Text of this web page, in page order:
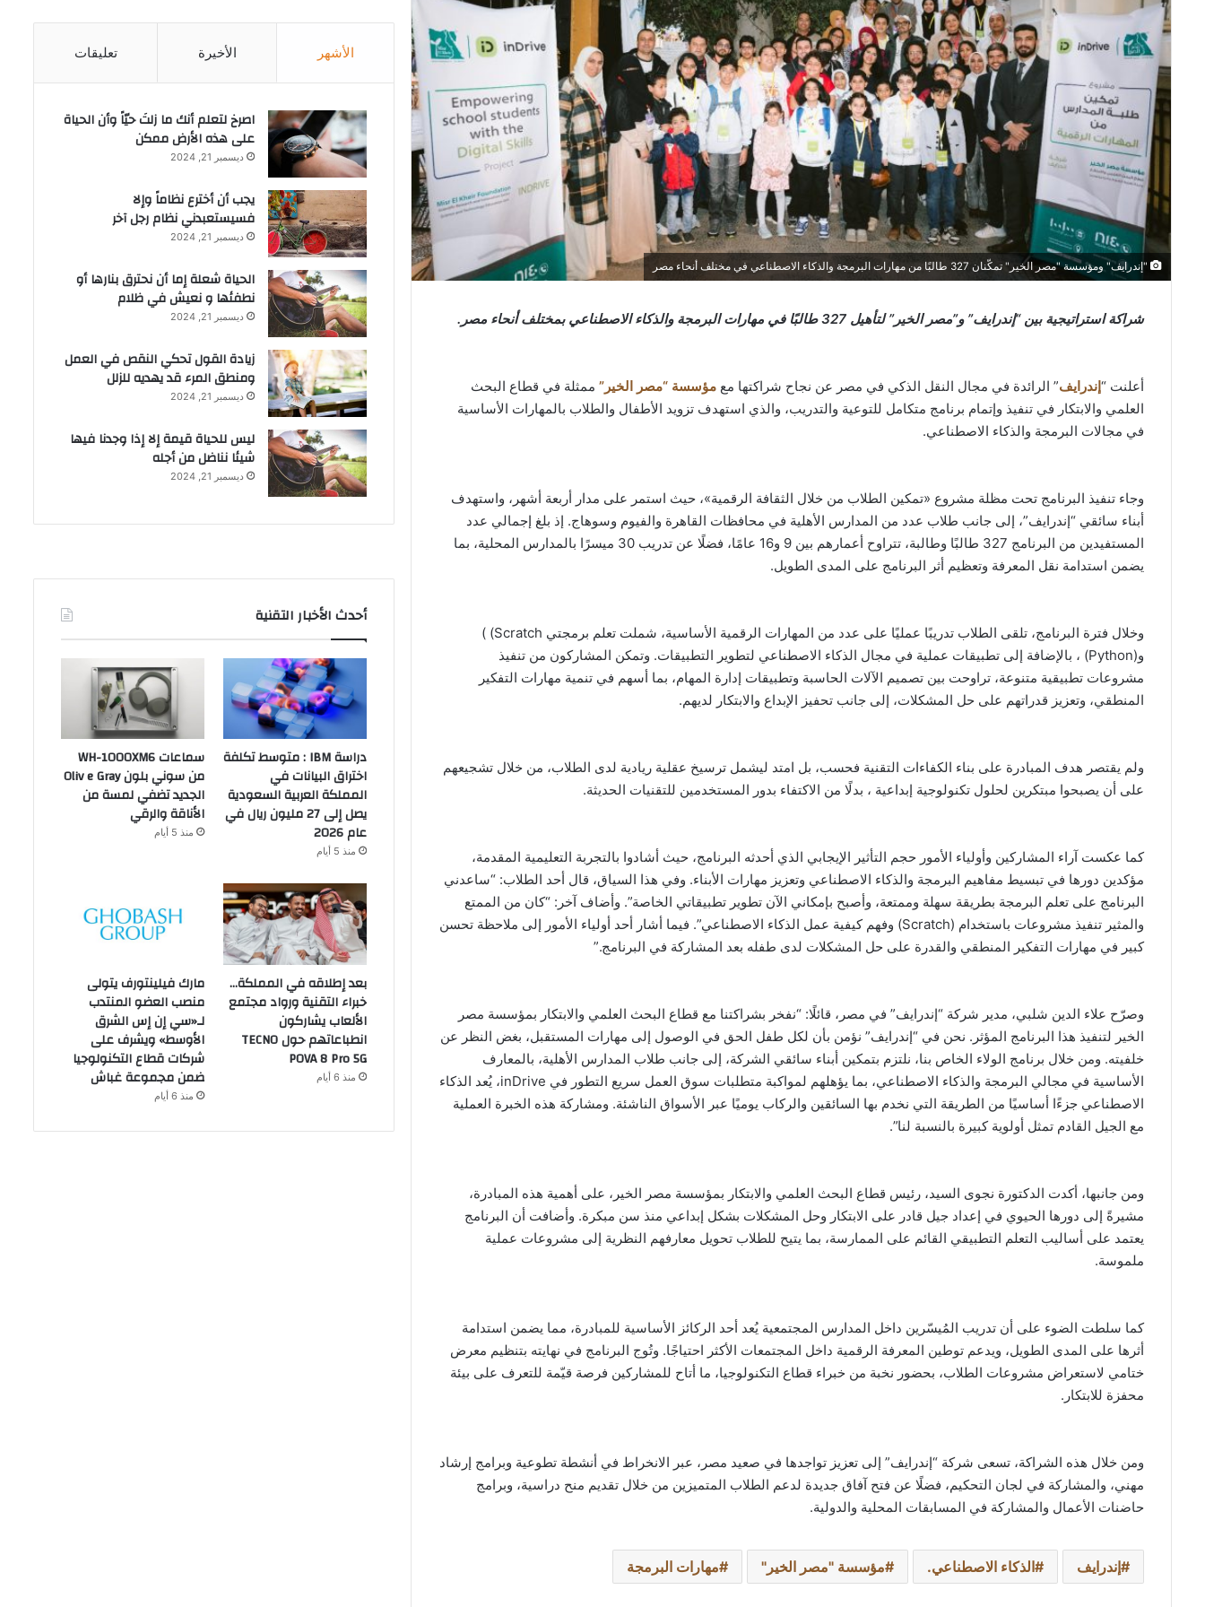
"إندرايف" ومؤسسة "مصر الخير" تمكّنان 327 طالبًا من مهارات البرمجة والذكاء الاصطناعي في مختلف أنحاء مصر
شراكة استراتيجية بين “إندرايف” و”مصر الخير” لتأهيل 327 طالبًا في مهارات البرمجة والذكاء الاصطناعي بمختلف أنحاء مصر.
أعلنت “إندرايف” الرائدة في مجال النقل الذكي في مصر عن نجاح شراكتها مع مؤسسة “مصر الخير” ممثلة في قطاع البحث
العلمي والابتكار في تنفيذ وإتمام برنامج متكامل للتوعية والتدريب، والذي استهدف تزويد الأطفال والطلاب بالمهارات الأساسية
في مجالات البرمجة والذكاء الاصطناعي.
وجاء تنفيذ البرنامج تحت مظلة مشروع «تمكين الطلاب من خلال الثقافة الرقمية»، حيث استمر على مدار أربعة أشهر، واستهدف
أبناء سائقي “إندرايف”، إلى جانب طلاب عدد من المدارس الأهلية في محافظات القاهرة والفيوم وسوهاج. إذ بلغ إجمالي عدد
المستفيدين من البرنامج 327 طالبًا وطالبة، تتراوح أعمارهم بين 9 و16 عامًا، فضلًا عن تدريب 30 ميسرًا بالمدارس المحلية، بما
يضمن استدامة نقل المعرفة وتعظيم أثر البرنامج على المدى الطويل.
وخلال فترة البرنامج، تلقى الطلاب تدريبًا عمليًا على عدد من المهارات الرقمية الأساسية، شملت تعلم برمجتي Scratch) )
و(Python) ، بالإضافة إلى تطبيقات عملية في مجال الذكاء الاصطناعي لتطوير التطبيقات. وتمكن المشاركون من تنفيذ
مشروعات تطبيقية متنوعة، تراوحت بين تصميم الآلات الحاسبة وتطبيقات إدارة المهام، بما أسهم في تنمية مهارات التفكير
المنطقي، وتعزيز قدراتهم على حل المشكلات، إلى جانب تحفيز الإبداع والابتكار لديهم.
ولم يقتصر هدف المبادرة على بناء الكفاءات التقنية فحسب، بل امتد ليشمل ترسيخ عقلية ريادية لدى الطلاب، من خلال تشجيعهم
على أن يصبحوا مبتكرين لحلول تكنولوجية إبداعية ، بدلًا من الاكتفاء بدور المستخدمين للتقنيات الحديثة.
كما عكست آراء المشاركين وأولياء الأمور حجم التأثير الإيجابي الذي أحدثه البرنامج، حيث أشادوا بالتجربة التعليمية المقدمة،
مؤكدين دورها في تبسيط مفاهيم البرمجة والذكاء الاصطناعي وتعزيز مهارات الأبناء. وفي هذا السياق، قال أحد الطلاب: “ساعدني
البرنامج على تعلم البرمجة بطريقة سهلة وممتعة، وأصبح بإمكاني الآن تطوير تطبيقاتي الخاصة”. وأضاف آخر: “كان من الممتع
والمثير تنفيذ مشروعات باستخدام (Scratch) وفهم كيفية عمل الذكاء الاصطناعي”. فيما أشار أحد أولياء الأمور إلى ملاحظة تحسن
كبير في مهارات التفكير المنطقي والقدرة على حل المشكلات لدى طفله بعد المشاركة في البرنامج.”
وصرّح علاء الدين شلبي، مدير شركة “إندرايف” في مصر، قائلًا: “نفخر بشراكتنا مع قطاع البحث العلمي والابتكار بمؤسسة مصر
الخير لتنفيذ هذا البرنامج المؤثر. نحن في “إندرايف” نؤمن بأن لكل طفل الحق في الوصول إلى مهارات المستقبل، بغض النظر عن
خلفيته. ومن خلال برنامج الولاء الخاص بنا، نلتزم بتمكين أبناء سائقي الشركة، إلى جانب طلاب المدارس الأهلية، بالمعارف
الأساسية في مجالي البرمجة والذكاء الاصطناعي، بما يؤهلهم لمواكبة متطلبات سوق العمل سريع التطور في inDrive، يُعد الذكاء
الاصطناعي جزءًا أساسيًا من الطريقة التي نخدم بها السائقين والركاب يوميًا عبر الأسواق الناشئة. ومشاركة هذه الخبرة العملية
مع الجيل القادم تمثل أولوية كبيرة بالنسبة لنا”.
ومن جانبها، أكدت الدكتورة نجوى السيد، رئيس قطاع البحث العلمي والابتكار بمؤسسة مصر الخير، على أهمية هذه المبادرة،
مشيرةً إلى دورها الحيوي في إعداد جيل قادر على الابتكار وحل المشكلات بشكل إبداعي منذ سن مبكرة. وأضافت أن البرنامج
يعتمد على أساليب التعلم التطبيقي القائم على الممارسة، بما يتيح للطلاب تحويل معارفهم النظرية إلى مشروعات عملية
ملموسة.
كما سلطت الضوء على أن تدريب المُيسّرين داخل المدارس المجتمعية يُعد أحد الركائز الأساسية للمبادرة، مما يضمن استدامة
أثرها على المدى الطويل، ويدعم توطين المعرفة الرقمية داخل المجتمعات الأكثر احتياجًا. وتُوج البرنامج في نهايته بتنظيم معرض
ختامي لاستعراض مشروعات الطلاب، بحضور نخبة من خبراء قطاع التكنولوجيا، ما أتاح للمشاركين فرصة قيّمة للتعرف على بيئة
محفزة للابتكار.
ومن خلال هذه الشراكة، تسعى شركة “إندرايف” إلى تعزيز تواجدها في صعيد مصر، عبر الانخراط في أنشطة تطوعية وبرامج إرشاد
مهني، والمشاركة في لجان التحكيم، فضلًا عن فتح آفاق جديدة لدعم الطلاب المتميزين من خلال تقديم منح دراسية، وبرامج
حاضنات الأعمال والمشاركة في المسابقات المحلية والدولية.
إندرايف الذكاء الاصطناعي. مؤسسة "مصر الخير" مهارات البرمجة
الأشهر الأخيرة تعليقات
‫اصرخ لتعلم أنك ما زلتَ حيّاً وأن الحياة
على هذه الأرض ممكن
ديسمبر 21, 2024
يجب أن أخترع نظاماً وإلا
فسيستعبدني نظام رجل آخر
ديسمبر 21, 2024
الحياة شعلة إما أن نحترق بنارها أو
نطفئها و نعيش في ظلام
ديسمبر 21, 2024
زيادة القول تحكي النقص في العمل
ومنطق المرء قد يهديه للزلل
ديسمبر 21, 2024
ليس للحياة قيمة إلا إذا وجدنا فيها
شيئا نناضل من أجله
ديسمبر 21, 2024
أحدث الأخبار التقنية
دراسة IBM : متوسط تكلفة
اختراق البيانات في
المملكة العربية السعودية
يصل إلى 27 مليون ريال في
عام 2026
منذ 5 أيام
سماعات WH-1000XM6
من سوني بلون Oliv e Gray
الجديد تضفي لمسة من
الأناقة والرقي
منذ 5 أيام
بعد إطلاقه في المملكة…
خبراء التقنية ورواد مجتمع
الألعاب يشاركون
انطباعاتهم حول TECNO
POVA 8 Pro 5G
منذ 6 أيام
مارك فيلينتورف يتولى
منصب العضو المنتدب
لـ«سي إن إس الشرق
الأوسط» ويشرف على
شركات قطاع التكنولوجيا
ضمن مجموعة غباش
منذ 6 أيام